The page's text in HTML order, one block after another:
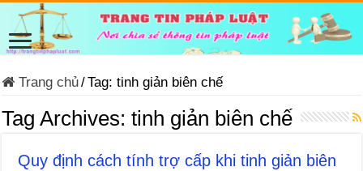
Trang chủ/Tag:tinh giản biên chế
Tag Archives:tinh giản biên chế
Quy định cách tính trợ cấp khi tinh giản biên